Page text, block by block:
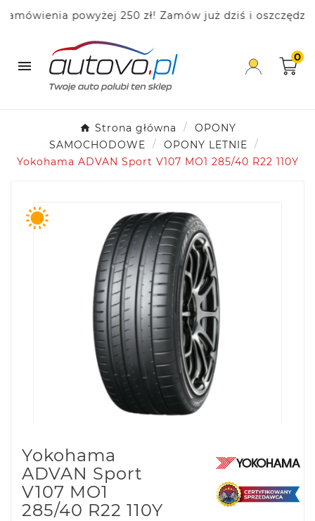
powyżej 250 zł! Zamów już dziś i oszczędzaj!

0
Strona główna
OPONY
SAMOCHODOWE
OPONY LETNIE
Yokohama ADVAN Sport V107 MO1 285/40 R22 110Y
Yokohama
ADVAN Sport
V107 MO1
285/40 R22 110Y